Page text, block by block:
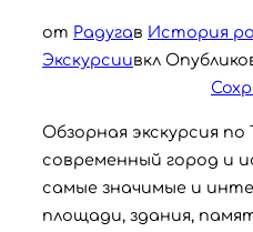
от Радугав История
Экскурсиивкл
Обзорная экскурсия
современный город и
самые значимые и
площади, здания,